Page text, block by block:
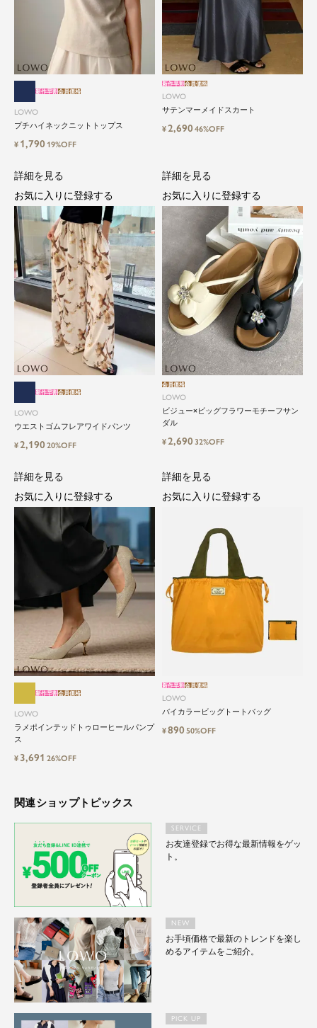
気軽に楽しめる低価格でトレンドを取
LOWO（ロワ）は、アパレルはもちろん、インナ
ー、バッグやシューズ、小物まで、驚くほどリー
ズナブルにラインナップ。
毎日のコーデに、ちょっとした変化を。いつもの
自分に、ちょっとした彩りを。
LOWOは、頑張りすぎないおしゃれを応援しま
す。
LOWO
プチハイネックニットトップス
新作早割会員価格
¥ 1,790 19%OFF
LOWO
サテンマーメイドスカート
新作早割会員価格
¥2,69046%OFF
LOWO
ウエストゴムフレアワイドパンツ
新作早割会員価格
¥2,19020%OFF
詳細を見る
お気に入りに登録する
LOWO
ビジュー×ビッグフラワーモチーフサン
ダル
会員価格
¥2,69032%OFF
詳細を見る
お気に入りに登録する
LOWO
ラメポインテッドトゥローヒールパンプ
ス
新作早割会員価格
¥ 3,691 26%OFF
詳細を見る
お気に入りに登録する
LOWO
バイカラービッグトートバッグ
新作早割会員価格
¥89050%OFF
詳細を見る
お気に入りに登録する
関連ショップトピックス
SERVICE
お友達登録でお得な最新情報をゲッ
ト。
NEW
お手頃価格で最新のトレンドを楽し
めるアイテムをご紹介。
PICK UP